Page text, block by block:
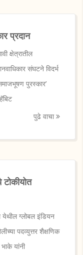
प्रदान
क्षेत्रातील
संघटने विदर्भ
पुरस्कार’
पुढे वाचा
टोकीयोत
ग्लोबल इंडियन
पदव्युत्तर शैक्षणिक
यांनी